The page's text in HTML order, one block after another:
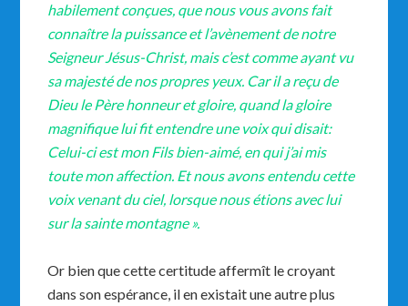
habilement conçues, que nous vous avons fait
connaître la puissance et l’avènement de notre
Seigneur Jésus-Christ, mais c’est comme ayant vu
sa majesté de nos propres yeux. Car il a reçu de
Dieu le Père honneur et gloire, quand la gloire
magnifique lui fit entendre une voix qui disait:
Celui-ci est mon Fils bien-aimé, en qui j’ai mis
toute mon affection. Et nous avons entendu cette
voix venant du ciel, lorsque nous étions avec lui
sur la sainte montagne ».
Or bien que cette certitude affermît le croyant
dans son espérance, il en existait une autre plus